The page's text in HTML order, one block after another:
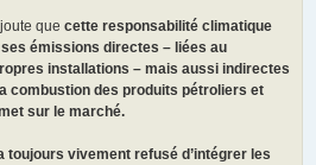
que cette responsabilité climatique
émissions directes – liées au
installations – mais aussi indirectes
combustion des produits pétroliers et
sur le marché.
toujours vivement refusé d’intégrer les